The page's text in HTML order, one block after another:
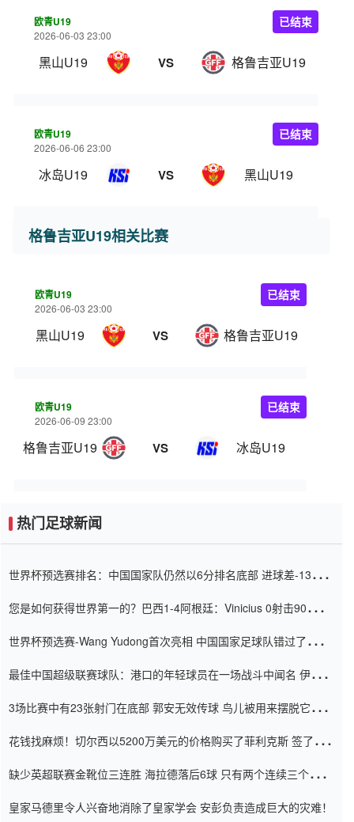
欧青U19
2026-06-03 23:00
黑山U19 VS 格鲁吉亚U19
已结束
欧青U19
2026-06-06 23:00
冰岛U19 VS 黑山U19
已结束
格鲁吉亚U19相关比赛
欧青U19
2026-06-03 23:00
黑山U19 VS 格鲁吉亚U19
已结束
欧青U19
2026-06-09 23:00
格鲁吉亚U19 VS 冰岛U19
已结束
热门足球新闻
世界杯预选赛排名：中国国家队仍然以6分排名底部 进球差-13令人
您是如何获得世界第一的？巴西1-4阿根廷：Vinicius 0射击90分钟
世界杯预选赛-Wang Yudong首次亮相 中国国家足球队错过了世界
最佳中国超级联赛球队：港口的年轻球员在一场战斗中闻名 伊万放
3场比赛中有23张射门在底部 郭安无效传球 鸟儿被用来摆脱它
花钱找麻烦！切尔西以5200万美元的价格购买了菲利克斯 签了7年
缺少英超联赛金靴位三连胜 海拉德落后6球 只有两个连续三个连续
皇家马德里令人兴奋地消除了皇家学会 安彭负责造成巨大的灾难！